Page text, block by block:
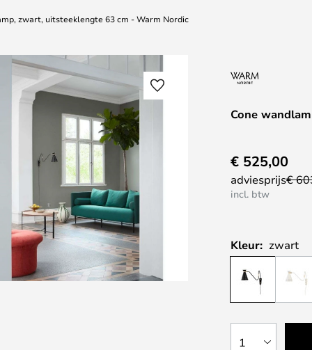
zwart, uitsteeklengte 63 cm - Warm Nordic
Cone
€ 525,00
adviesprijs€
incl. btw
Kleur: zwart
1